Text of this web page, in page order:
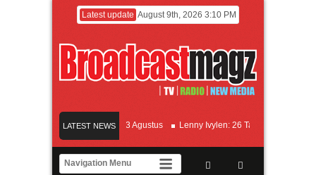
Latest update August 9th, 2026 3:10 PM
LATEST NEWS
MEJIK Siap Tayang 13 Agustus Lenny Ivylen: 26 Tahun Jaga Eksistensi
Agung Podomoro Jalin Kerja Sama Pendidikan dan Riset untuk Cetak